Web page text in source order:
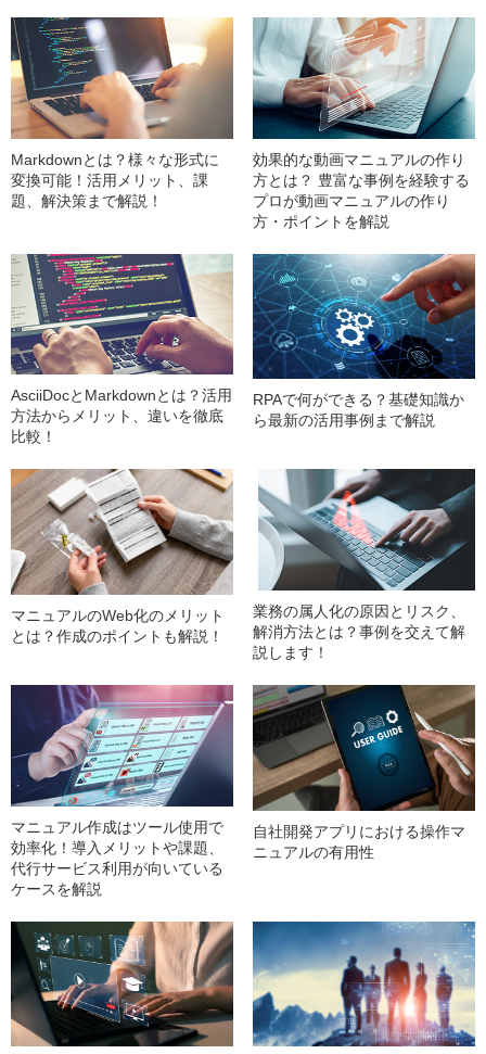
Markdownとは？様々な形式に
変換可能！活用メリット、課
題、解決策まで解説！
効果的な動画マニュアルの作り
方とは？ 豊富な事例を経験する
プロが動画マニュアルの作り
方・ポイントを解説
AsciiDocとMarkdownとは？活用
方法からメリット、違いを徹底
比較！
RPAで何ができる？基礎知識か
ら最新の活用事例まで解説
マニュアルのWeb化のメリット
とは？作成のポイントも解説！
業務の属人化の原因とリスク、
解消方法とは？事例を交えて解
説します！
マニュアル作成はツール使用で
効率化！導入メリットや課題、
代行サービス利用が向いている
ケースを解説
自社開発アプリにおける操作マ
ニュアルの有用性